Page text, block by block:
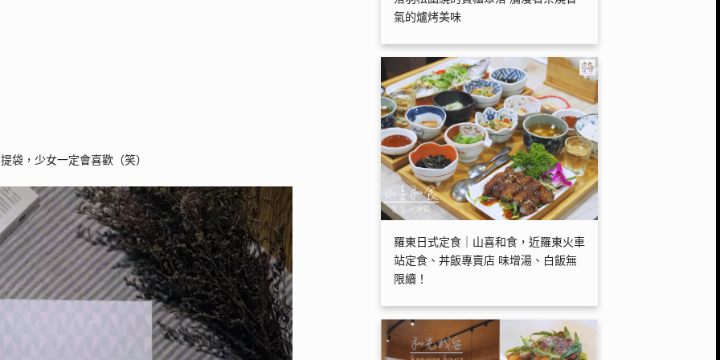
袋，少女一定會喜歡（笑）
氣的爐烤美味
羅東日式定食｜山喜和食，近羅東火車
站定食、丼飯專賣店 味增湯、白飯無
限續！